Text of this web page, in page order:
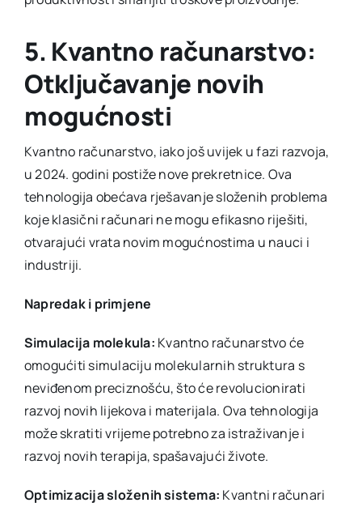
5. Kvantno računarstvo:
Otključavanje novih
mogućnosti
Kvantno računarstvo, iako još uvijek u fazi razvoja,
u 2024. godini postiže nove prekretnice. Ova
tehnologija obećava rješavanje složenih problema
koje klasični računari ne mogu efikasno riješiti,
otvarajući vrata novim mogućnostima u nauci i
industriji.
Napredak i primjene
Simulacija molekula: Kvantno računarstvo će
omogućiti simulaciju molekularnih struktura s
neviđenom preciznošću, što će revolucionirati
razvoj novih lijekova i materijala. Ova tehnologija
može skratiti vrijeme potrebno za istraživanje i
razvoj novih terapija, spašavajući živote.
Optimizacija složenih sistema: Kvantni računari